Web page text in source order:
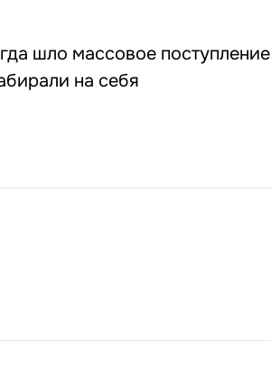
шло массовое поступление
на себя